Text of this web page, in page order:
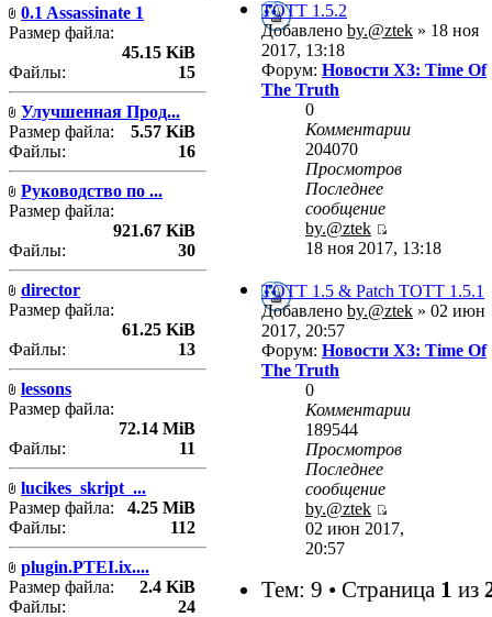
0.1 Assassinate 1
Размер файла:
45.15 KiB
Файлы:
15
Улучшенная Прод...
Размер файла:
5.57 KiB
Файлы:
16
Руководство по ...
Размер файла:
921.67 KiB
Файлы:
30
director
Размер файла:
61.25 KiB
Файлы:
13
lessons
Размер файла:
72.14 MiB
Файлы:
11
lucikes_skript_...
Размер файла:
4.25 MiB
Файлы:
112
plugin.PTEI.ix....
Размер файла:
2.4 KiB
Файлы:
24
TOTT 1.5.2
Добавлено by.@ztek » 18 ноя
2017, 13:18
Форум: Новости X3: Time Of
The Truth
0
Комментарии
204070
Просмотров
Последнее
сообщение
by.@ztek
18 ноя 2017, 13:18
TOTT 1.5 & Patch TOTT 1.5.1
Добавлено by.@ztek » 02 июн
2017, 20:57
Форум: Новости X3: Time Of
The Truth
0
Комментарии
189544
Просмотров
Последнее
сообщение
by.@ztek
02 июн 2017,
20:57
Тем: 9 • Страница 1 из